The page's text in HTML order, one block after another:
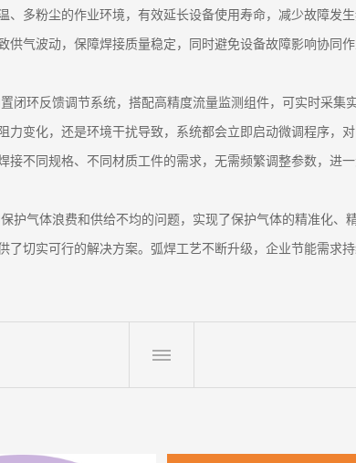
多粉尘的作业环境，有效延长设备使用寿命，减少故障发
气波动，保障焊接质量稳定，同时避免设备故障影响协同作
闭环反馈调节系统，搭配高精度流量监测组件，可实时采
变化，还是环境干扰导致，系统都会立即启动微调程序，
不同规格、不同材质工件的需求，无需频繁调整参数，进一
护气体浪费和供给不均的问题，实现了保护气体的精准化
切实可行的解决方案。弧焊工艺不断升级，企业节能需求